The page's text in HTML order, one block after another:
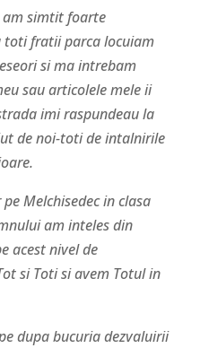
am simtit foarte
toti fratii parca locuiam
si ma intrebam
sau articolele mele ii
imi raspundeau la
de noi-toti de intalnirile
Melchisedec in clasa
am inteles din
acest nivel de
si Toti si avem Totul in
dupa bucuria dezvaluirii